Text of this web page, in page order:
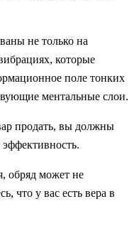
не только на
которые
поле тонких
ментальные слои.
продать, вы должны
эффективность.
обряд может не
что у вас есть вера в